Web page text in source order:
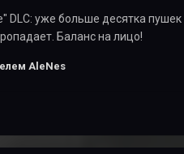
уже больше десятка
Баланс на лицо!
AleNes